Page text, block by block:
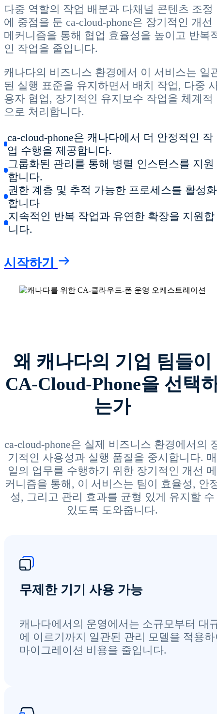
다중 역할의 작업 배분과 다채널 콘텐츠 조정
에 중점을 둔 ca-cloud-phone은 장기적인 개선
메커니즘을 통해 협업 효율성을 높이고 반복
인 작업을 줄입니다.
캐나다의 비즈니스 환경에서 이 서비스는 일
된 실행 표준을 유지하면서 배치 작업, 다중
용자 협업, 장기적인 유지보수 작업을 체계적
으로 처리합니다.
ca-cloud-phone은 캐나다에서 더 안정적인 작
업 수행을 제공합니다.
그룹화된 관리를 통해 병렬 인스턴스를 지원
합니다.
권한 계층 및 추적 가능한 프로세스를 활성화
합니다
지속적인 반복 작업과 유연한 확장을 지원합
니다.
시작하기
왜 캐나다의 기업 팀들이
CA-Cloud-Phone을 선택
는가
ca-cloud-phone은 실제 비즈니스 환경에서의
기적인 사용성과 실행 품질을 중시합니다. 매
일의 업무를 수행하기 위한 장기적인 개선 메
커니즘을 통해, 이 서비스는 팀이 효율성, 안
성, 그리고 관리 효과를 균형 있게 유지할 수
있도록 도와줍니다.
무제한 기기 사용 가능
캐나다에서의 운영에서는 소규모부터 대
에 이르기까지 일관된 관리 모델을 적용
마이그레이션 비용을 줄입니다.